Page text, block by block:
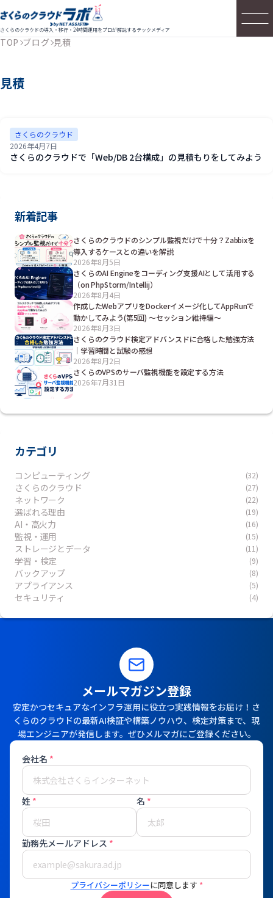
さくらのクラウドの導入・移行・24時間運用をプロが解説するテックメディア
TOP ブログ 見積
見積
さくらのクラウド
2026年4月7日
さくらのクラウドで「Web/DB 2台構成」の見積もりをしてみよう
新着記事
さくらのクラウドのシンプル監視だけで十分？Zabbixを
導入するケースとの違いを解説
2026年8月5日
さくらのAI Engineをコーディング支援AIとして活用する
（on PhpStorm/Intellij）
2026年8月4日
作成したWebアプリをDockerイメージ化してAppRunで
動かしてみよう(第5回) ～セッション維持編～
2026年8月3日
さくらのクラウド検定アドバンスドに合格した勉強方法
｜学習時間と試験の感想
2026年8月2日
さくらのVPSのサーバ監視機能を設定する方法
2026年7月31日
カテゴリ
コンピューティング (32)
さくらのクラウド (27)
ネットワーク (22)
選ばれる理由 (19)
AI・高火力 (16)
監視・運用 (15)
ストレージとデータ (11)
学習・検定 (9)
バックアップ (8)
アプライアンス (5)
セキュリティ (4)
メールマガジン登録
安定かつセキュアなインフラ運用に役立つ実践情報をお届け！さ
くらのクラウドの最新AI検証や構築ノウハウ、検定対策まで、現
場エンジニアが発信します。ぜひメルマガにご登録ください。
会社名 *
姓 * 名 *
勤務先メールアドレス *
プライバシーポリシーに同意します *